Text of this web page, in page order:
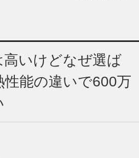
高いけどなぜ選ば
性能の違いで600万